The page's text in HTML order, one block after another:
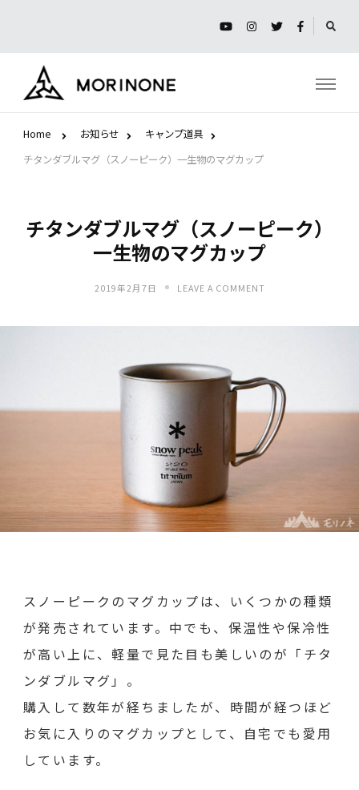
Home お知らせ
キャンプ道具
チタンダブルマグ（スノーピーク）一生物のマグカップ
チタンダブルマグ（スノーピーク）
一生物のマグカップ
2019年2月7日 LEAVE A COMMENTON
グ
（ス
ノ
ー
ピ
ー
ク）
スノーピークのマグカップは、いくつかの種類
が発売されています。中でも、保温性や保冷性
が高い上に、軽量で見た目も美しいのが「チタ
ンダブルマグ」。
購入して数年が経ちましたが、時間が経つほど
お気に入りのマグカップとして、自宅でも愛用
しています。